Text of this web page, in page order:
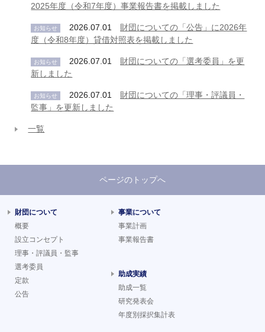
2025年度（令和7年度）事業報告書を掲載しました
お知らせ 2026.07.01 財団についての「公告」に2026年
度（令和8年度）貸借対照表を掲載しました
お知らせ 2026.07.01 財団についての「選考委員」を更
新しました
お知らせ 2026.07.01 財団についての「理事・評議員・
監事」を更新しました
一覧
ページのトップへ
財団について
概要
設立コンセプト
理事・評議員・監事
選考委員
定款
公告
事業について
事業計画
事業報告書
助成実績
助成一覧
研究発表会
年度別採択集計表